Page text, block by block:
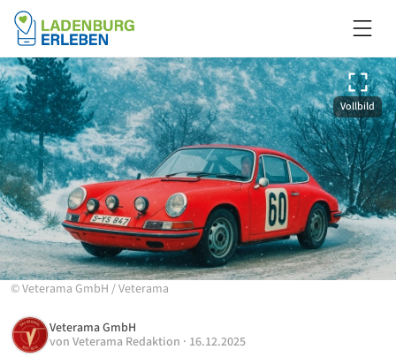
Vollbild
©Veterama GmbH /Veterama
Veterama GmbH
von Veterama Redaktion · 16.12.2025